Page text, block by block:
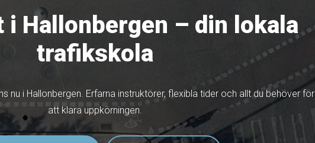
i Hallonbergen – din lokala
trafikskola
nu i Hallonbergen. Erfarna instruktörer, flexibla tider och allt du behöver för
att klara uppkörningen.